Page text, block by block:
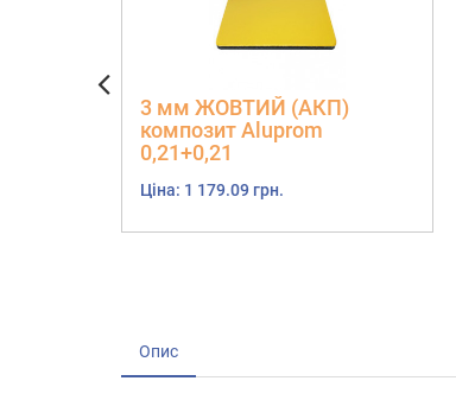
3 мм ЖОВТИЙ (АКП)
композит Aluprom
0,21+0,21
Ціна: 1 179.09 грн.
Опис